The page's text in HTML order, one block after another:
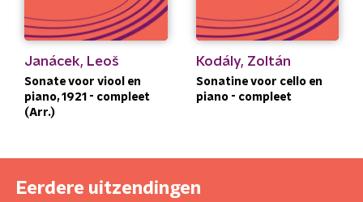
Janácek, Leoš
Sonate voor viool en
piano, 1921 - compleet
(Arr.)
Kodály, Zoltán
Sonatine voor cello en
piano - compleet
Eerdere uitzendingen